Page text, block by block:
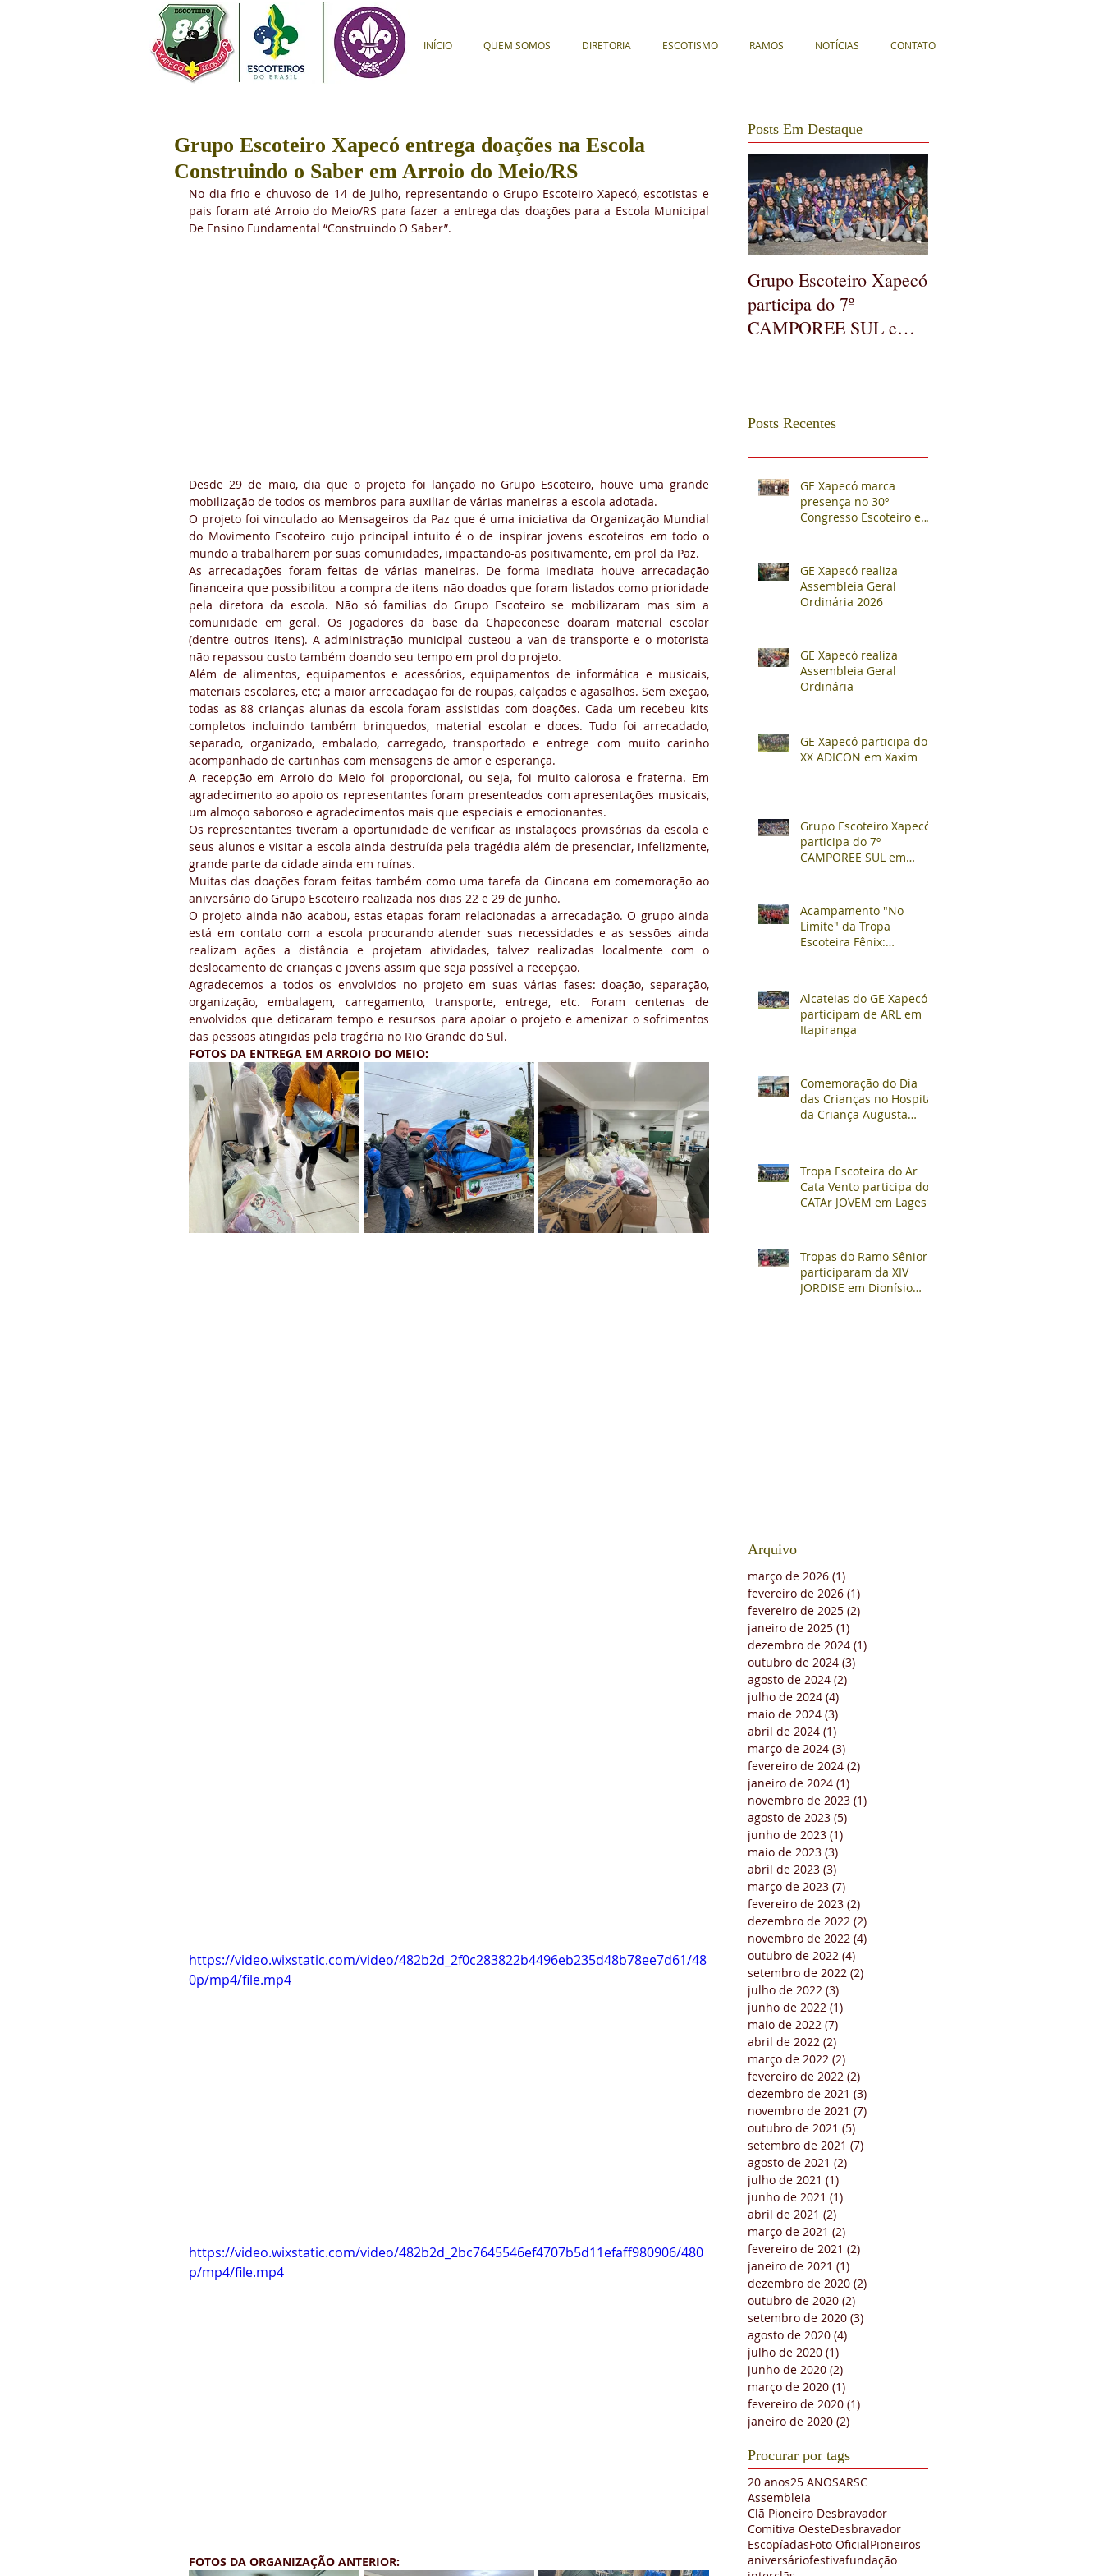
INÍCIO QUEM SOMOS DIRETORIA ESCOTISMO RAMOS NOTÍCIAS CONTATO
Grupo Escoteiro Xapecó entrega doações na Escola
Construindo o Saber em Arroio do Meio/RS
No dia frio e chuvoso de 14 de julho, representando o Grupo Escoteiro Xapecó, escotistas e
pais foram até Arroio do Meio/RS para fazer a entrega das doações para a Escola Municipal
De Ensino Fundamental “Construindo O Saber”.
Desde 29 de maio, dia que o projeto foi lançado no Grupo Escoteiro, houve uma grande
mobilização de todos os membros para auxiliar de várias maneiras a escola adotada.
O projeto foi vinculado ao Mensageiros da Paz que é uma iniciativa da Organização Mundial
do Movimento Escoteiro cujo principal intuito é o de inspirar jovens escoteiros em todo o
mundo a trabalharem por suas comunidades, impactando-as positivamente, em prol da Paz.
As arrecadações foram feitas de várias maneiras. De forma imediata houve arrecadação
financeira que possibilitou a compra de itens não doados que foram listados como prioridade
pela diretora da escola. Não só familias do Grupo Escoteiro se mobilizaram mas sim a
comunidade em geral. Os jogadores da base da Chapeconese doaram material escolar
(dentre outros itens). A administração municipal custeou a van de transporte e o motorista
não repassou custo também doando seu tempo em prol do projeto.
Além de alimentos, equipamentos e acessórios, equipamentos de informática e musicais,
materiais escolares, etc; a maior arrecadação foi de roupas, calçados e agasalhos. Sem exeção,
todas as 88 crianças alunas da escola foram assistidas com doações. Cada um recebeu kits
completos incluindo também brinquedos, material escolar e doces. Tudo foi arrecadado,
separado, organizado, embalado, carregado, transportado e entrege com muito carinho
acompanhado de cartinhas com mensagens de amor e esperança.
A recepção em Arroio do Meio foi proporcional, ou seja, foi muito calorosa e fraterna. Em
agradecimento ao apoio os representantes foram presenteados com apresentações musicais,
um almoço saboroso e agradecimentos mais que especiais e emocionantes.
Os representantes tiveram a oportunidade de verificar as instalações provisórias da escola e
seus alunos e visitar a escola ainda destruída pela tragédia além de presenciar, infelizmente,
grande parte da cidade ainda em ruínas.
Muitas das doações foram feitas também como uma tarefa da Gincana em comemoração ao
aniversário do Grupo Escoteiro realizada nos dias 22 e 29 de junho.
O projeto ainda não acabou, estas etapas foram relacionadas a arrecadação. O grupo ainda
está em contato com a escola procurando atender suas necessidades e as sessões ainda
realizam ações a distância e projetam atividades, talvez realizadas localmente com o
deslocamento de crianças e jovens assim que seja possível a recepção.
Agradecemos a todos os envolvidos no projeto em suas várias fases: doação, separação,
organização, embalagem, carregamento, transporte, entrega, etc. Foram centenas de
envolvidos que deticaram tempo e resursos para apoiar o projeto e amenizar o sofrimentos
das pessoas atingidas pela tragéria no Rio Grande do Sul.
FOTOS DA ENTREGA EM ARROIO DO MEIO:
https://video.wixstatic.com/video/482b2d_2f0c283822b4496eb235d48b78ee7d61/48
0p/mp4/file.mp4
https://video.wixstatic.com/video/482b2d_2bc7645546ef4707b5d11efaff980906/480
p/mp4/file.mp4
FOTOS DA ORGANIZAÇÃO ANTERIOR:
Posts Em Destaque
Grupo Escoteiro Xapecó
participa do 7º
CAMPOREE SUL em
Posts Recentes
GE Xapecó marca
presença no 30º
Congresso Escoteiro e
GE Xapecó realiza
Assembleia Geral
Ordinária 2026
GE Xapecó realiza
Assembleia Geral
Ordinária
GE Xapecó participa do
XX ADICON em Xaxim
Grupo Escoteiro Xapecó
participa do 7º
CAMPOREE SUL em
Acampamento "No
Limite" da Tropa
Escoteira Fênix:
Alcateias do GE Xapecó
participam de ARL em
Itapiranga
Comemoração do Dia
das Crianças no Hospital
da Criança Augusta
Tropa Escoteira do Ar
Cata Vento participa do
CATAr JOVEM em Lages
Tropas do Ramo Sênior
participaram da XIV
JORDISE em Dionísio
Arquivo
março de 2026 (1)
fevereiro de 2026 (1)
fevereiro de 2025 (2)
janeiro de 2025 (1)
dezembro de 2024 (1)
outubro de 2024 (3)
agosto de 2024 (2)
julho de 2024 (4)
maio de 2024 (3)
abril de 2024 (1)
março de 2024 (3)
fevereiro de 2024 (2)
janeiro de 2024 (1)
novembro de 2023 (1)
agosto de 2023 (5)
junho de 2023 (1)
maio de 2023 (3)
abril de 2023 (3)
março de 2023 (7)
fevereiro de 2023 (2)
dezembro de 2022 (2)
novembro de 2022 (4)
outubro de 2022 (4)
setembro de 2022 (2)
julho de 2022 (3)
junho de 2022 (1)
maio de 2022 (7)
abril de 2022 (2)
março de 2022 (2)
fevereiro de 2022 (2)
dezembro de 2021 (3)
novembro de 2021 (7)
outubro de 2021 (5)
setembro de 2021 (7)
agosto de 2021 (2)
julho de 2021 (1)
junho de 2021 (1)
abril de 2021 (2)
março de 2021 (2)
fevereiro de 2021 (2)
janeiro de 2021 (1)
dezembro de 2020 (2)
outubro de 2020 (2)
setembro de 2020 (3)
agosto de 2020 (4)
julho de 2020 (1)
junho de 2020 (2)
março de 2020 (1)
fevereiro de 2020 (1)
janeiro de 2020 (2)
Procurar por tags
20 anos25 ANOSARSC
Assembleia
Clã Pioneiro Desbravador
Comitiva OesteDesbravador
EscopíadasFoto OficialPioneiros
aniversáriofestivafundação